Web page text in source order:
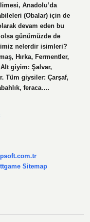
Anadolu’da
(Obalar) için de
devam eden bu
günümüzde de
nelerdir isimleri?
Hırka, Fermentler,
Alt giyim: Şalvar,
Tüm giysiler: Çarşaf,
feraca.…
Sitemap